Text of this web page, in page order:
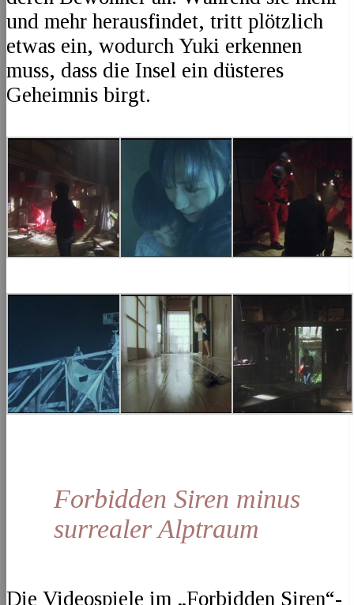
und mehr herausfindet, tritt plötzlich
etwas ein, wodurch Yuki erkennen
muss, dass die Insel ein düsteres
Geheimnis birgt.
Forbidden Siren minus
surrealer Alptraum
Die Videospiele im „Forbidden Siren“-